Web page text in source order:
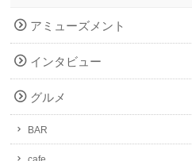
アミューズメント
インタビュー
グルメ
BAR